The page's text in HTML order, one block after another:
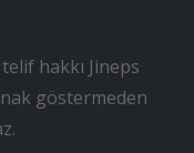
hakkı Jineps
göstermeden